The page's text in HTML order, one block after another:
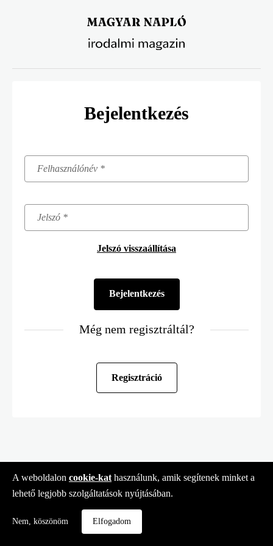
Bejelentkezés
Jelszó visszaállítása
Még nem regisztráltál?
Regisztráció
A weboldalon cookie-kat használunk, amik segítenek minket a
lehető legjobb szolgáltatások nyújtásában.
Nem, köszönöm Elfogadom